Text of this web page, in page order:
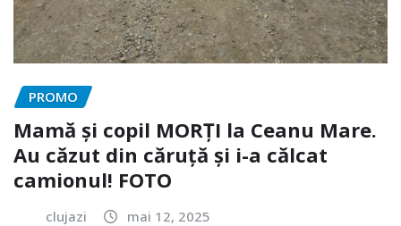
PROMO
Mamă și copil MORȚI la Ceanu Mare.
Au căzut din căruță și i-a călcat
camionul! FOTO
clujazi mai 12, 2025